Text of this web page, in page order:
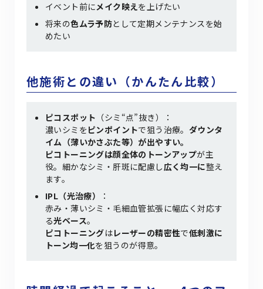
イベント前にメイク映えを上げたい
将来の色ムラ予防として定期メンテナンスを始
めたい
他施術との違い（かんたん比較）
ピコスポット （シミ“点”抜き）：
濃いシミをピンポイントで狙う治療。 ダウンタ
イム（薄いかさぶた等）が出やすい。
ピコトーニングは顔全体のトーンアップが主
役。細かなシミ・肝斑に配慮し広く均一に整え
ます。
IPL（光治療）
：
赤み・薄いシミ・毛細血管拡張に幅広く対応す
る光ベース。
ピコトーニングはレーザーの精密性で低刺激に
トーン均一化を狙うのが得意。